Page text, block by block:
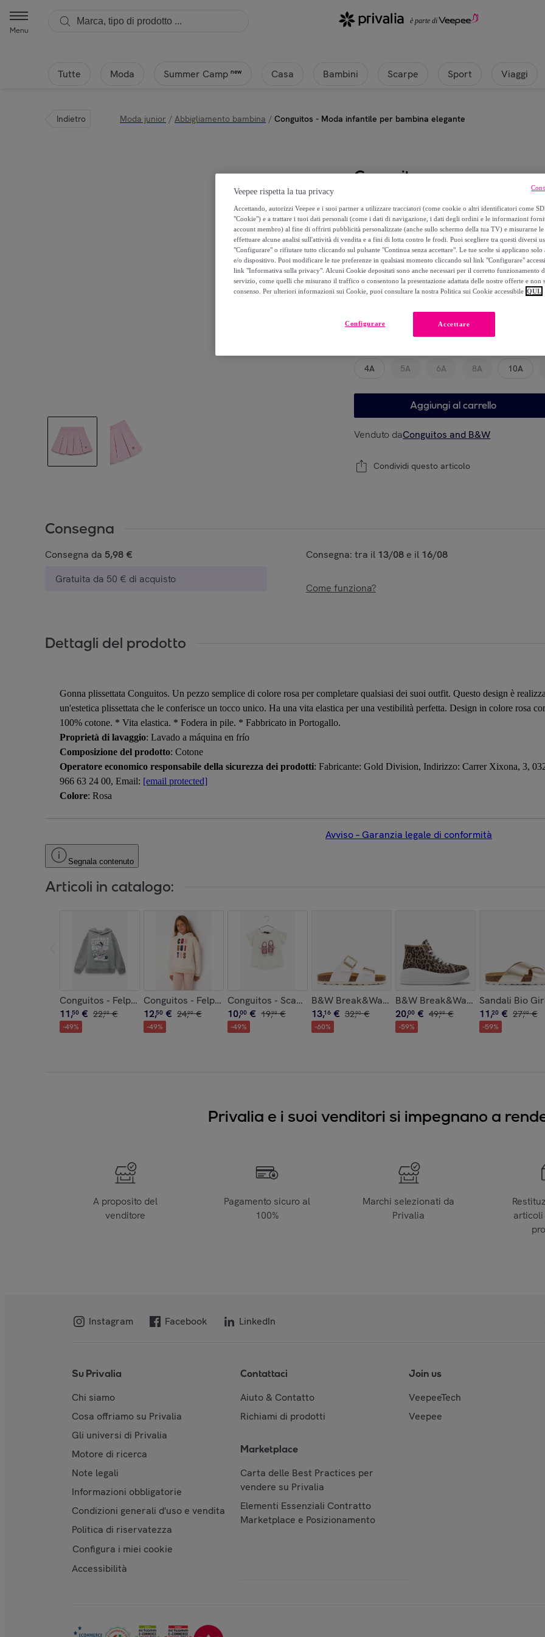
Menu
Tutte Moda Summer Camp new Casa Bambini Scarpe Sport Viaggi
Indietro Moda junior / Abbigliamento bambina / Conguitos - Moda infantile per bambina elegante
Conguitos
Conguitos - Moda infantile per
16,49 €
21,99 €
Modello
4A 5A 6A 8A 10A
Aggiungi al carrello
Venduto daConguitos and B&W
Condividi questo articolo
Consegna
Consegna da 5,98 €
Gratuita da 50 € di acquisto
Consegna: tra il 13/08 e il 16/08
Come funziona?
Dettagli del prodotto
Gonna plissettata Conguitos. Un pezzo semplice di colore rosa per completare qualsiasi dei suoi outfit. Questo design è
un'estetica plissettata che le conferisce un tocco unico. Ha una vita elastica per una vestibilità perfetta. Design in colore rosa
100% cotone. * Vita elastica. * Fodera in pile. * Fabbricato in Portogallo.
Proprietà di lavaggio: Lavado a máquina en frío
Composizione del prodotto: Cotone
Operatore economico responsabile della sicurezza dei prodotti: Fabricante: Gold Division, Indirizzo: Carrer Xixona, 3,
966 63 24 00, Email: [email protected]
Colore: Rosa
Avviso – Garanzia legale di conformità
Segnala contenuto
Articoli in catalogo:
Conguitos - Felpa senza cappuccio per bambini
11,50 € 22,99 €
-49%
Conguitos - Felpa senza cappuccio per bambini
12,50 € 24,99 €
-49%
Conguitos - Scarpe Casual per bambini comode
10,00 € 19,99 €
-49%
B&W Break&Walk - Sandali estivi donna e ragazza
13,16 € 32,90 €
-60%
B&W Break&Walk - Scarpe
20,00 € 49,99 €
-59%
Sandali Bio
11,20 € 27,99 €
-59%
Privalia e i suoi venditori si impegnano a
A proposito del
venditore
Pagamento sicuro al
100%
Marchi selezionati da
Privalia
articoli
Instagram Facebook LinkedIn
Su Privalia
Chi siamo
Cosa offriamo su Privalia
Gli universi di Privalia
Motore di ricerca
Note legali
Informazioni obbligatorie
Condizioni generali d'uso e vendita
Politica di riservatezza
Configura i miei cookie
Accessibilità
Contattaci
Aiuto & Contatto
Richiami di prodotti
Marketplace
Carta delle Best Practices per
vendere su Privalia
Elementi Essenziali Contratto
Marketplace e Posizionamento
Join us
VeepeeTech
Veepee
Veepee rispetta la tua privacy
Accettando, autorizzi Veepee e i suoi partner a utilizzare tracciatori (come cookie o altri identificatori come
"Cookie") e a trattare i tuoi dati personali (come i dati di navigazione, i dati degli ordini e le informazioni
account membro) al fine di offrirti pubblicità personalizzate (anche sullo schermo della tua TV) e misurarne le
effettuare alcune analisi sull'attività di vendita e a fini di lotta contro le frodi. Puoi scegliere tra questi diversi
"Configurare" o rifiutare tutto cliccando sul pulsante "Continua senza accettare". Le tue scelte si applicano solo
e/o dispositivo. Puoi modificare le tue preferenze in qualsiasi momento cliccando sul link "Configurare"
link "Informativa sulla privacy". Alcuni Cookie depositati sono anche necessari per il corretto funzionamento
servizio, come quelli che misurano il traffico o consentono la presentazione adattata delle nostre offerte e non
consenso. Per ulteriori informazioni sui Cookie, puoi consultare la nostra Politica sui Cookie accessibile QUI.
Accettare
Configurare